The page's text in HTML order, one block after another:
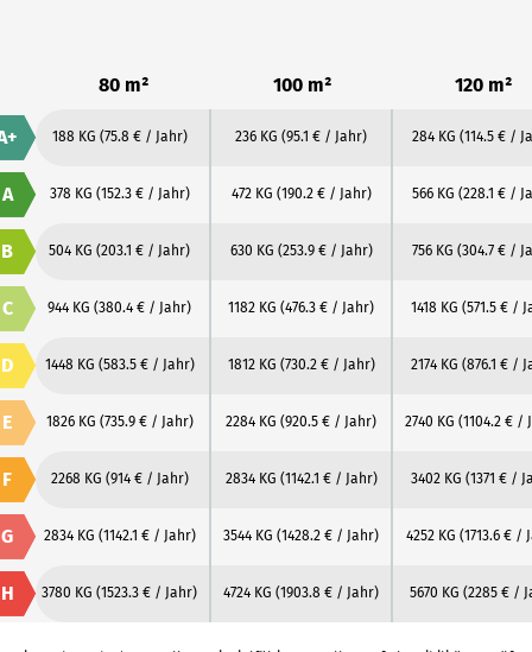
80 m² 100 m² 120 m²
188 KG (75.8 € / Jahr) 236 KG (95.1 € / Jahr) 284 KG (114.5 € /
A 378 KG (152.3 € / Jahr) 472 KG (190.2 € / Jahr) 566 KG (228.1 € /
B 504 KG (203.1 € / Jahr) 630 KG (253.9 € / Jahr) 756 KG (304.7 € /
C 944 KG (380.4 € / Jahr) 1182 KG (476.3 € / Jahr) 1418 KG (571.5 € /
D 1448 KG (583.5 € / Jahr) 1812 KG (730.2 € / Jahr) 2174 KG (876.1 € /
E 1826 KG (735.9 € / Jahr) 2284 KG (920.5 € / Jahr) 2740 KG (1104.2 € /
F 2268 KG (914 € / Jahr) 2834 KG (1142.1 € / Jahr) 3402 KG (1371 € /
G 2834 KG (1142.1 € / Jahr) 3544 KG (1428.2 € / Jahr) 4252 KG (1713.6 € /
H 3780 KG (1523.3 € / Jahr) 4724 KG (1903.8 € / Jahr) 5670 KG (2285 € /